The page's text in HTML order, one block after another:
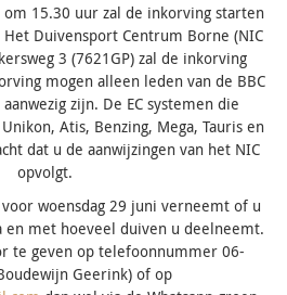
om 15.30 uur zal de inkorving starten
Duivensport Centrum Borne (NIC
3 (7621GP) zal de inkorving
mogen alleen leden van de BBC
zijn. De EC systemen die
Atis, Benzing, Mega, Tauris en
dat u de aanwijzingen van het NIC
opvolgt.
woensdag 29 juni verneemt of u
en met hoeveel duiven u deelneemt.
te geven op telefoonnummer 06-
Geerink) of op